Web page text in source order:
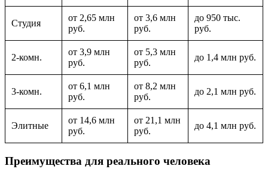
Студия
от 2,65 млн
руб.
от 3,6 млн
руб.
до 950 тыс.
руб.
2-комн.
от 3,9 млн
руб.
от 5,3 млн
руб.
до 1,4 млн руб.
3-комн.
от 6,1 млн
руб.
от 8,2 млн
руб.
до 2,1 млн руб.
Элитные
от 14,6 млн
руб.
от 21,1 млн
руб.
до 4,1 млн руб.
Преимущества для реального человека